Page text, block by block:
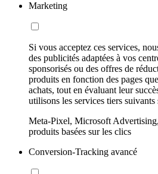
Marketing
Si vous acceptez ces services,
des publicités adaptées à vos
sponsorisés ou des offres de
produits en fonction des pages
achats, tout en évaluant leur
utilisons les services tiers suivants
Meta-Pixel, Microsoft
produits basées sur les clics
Conversion-Tracking avancé